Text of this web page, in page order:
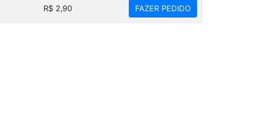
R$ 2,90 FAZER PEDIDO